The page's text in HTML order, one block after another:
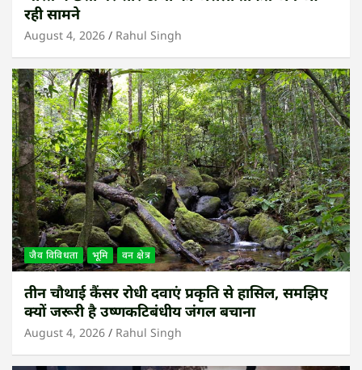
रही सामने
August 4, 2026 Rahul Singh
जैव विविधता भूमि वन क्षेत्र
तीन चौथाई कैंसर रोधी दवाएं प्रकृति से हासिल, समझिए
क्यों जरूरी है उष्णकटिबंधीय जंगल बचाना
August 4, 2026 Rahul Singh